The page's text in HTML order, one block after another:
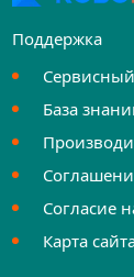
Поддержка
База
Согласие
Карта